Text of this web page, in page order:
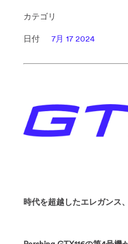
カテゴリ
日付 7月 17 2024
時代を超越したエレガンス